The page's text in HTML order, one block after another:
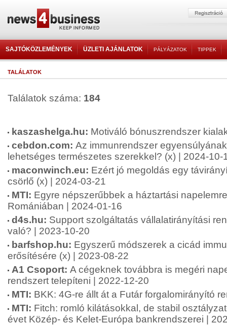
SAJTÓKÖZLEMÉNYEK ÜZLETI AJÁNLATOK PÁLYÁZATOK TIPPEK
TALÁLATOK
Találatok száma: 184
kaszashelga.hu: Motiváló bónuszrendszer
cebdon.com: Az immunrendszer
lehetséges természetes szerekkel? (x) | 2024-10-
maconwinch.eu: Ezért jó megoldás egy
csörlő (x) | 2024-03-21
MTI: Egyre népszerűbbek a háztartási
Romániában | 2024-01-16
d4s.hu: Support szolgáltatás vállalatirányítási
való? | 2023-10-20
barfshop.hu: Egyszerű módszerek a cicád
erősítésére (x) | 2023-08-22
A1 Csoport: A cégeknek továbbra is megéri
rendszert telepíteni | 2022-12-20
MTI: BKK: 4G-re állt át a Futár forgalomirányító
MTI: Fitch: romló kilátásokkal, de stabil
évet Közép- és Kelet-Európa bankrendszerei |